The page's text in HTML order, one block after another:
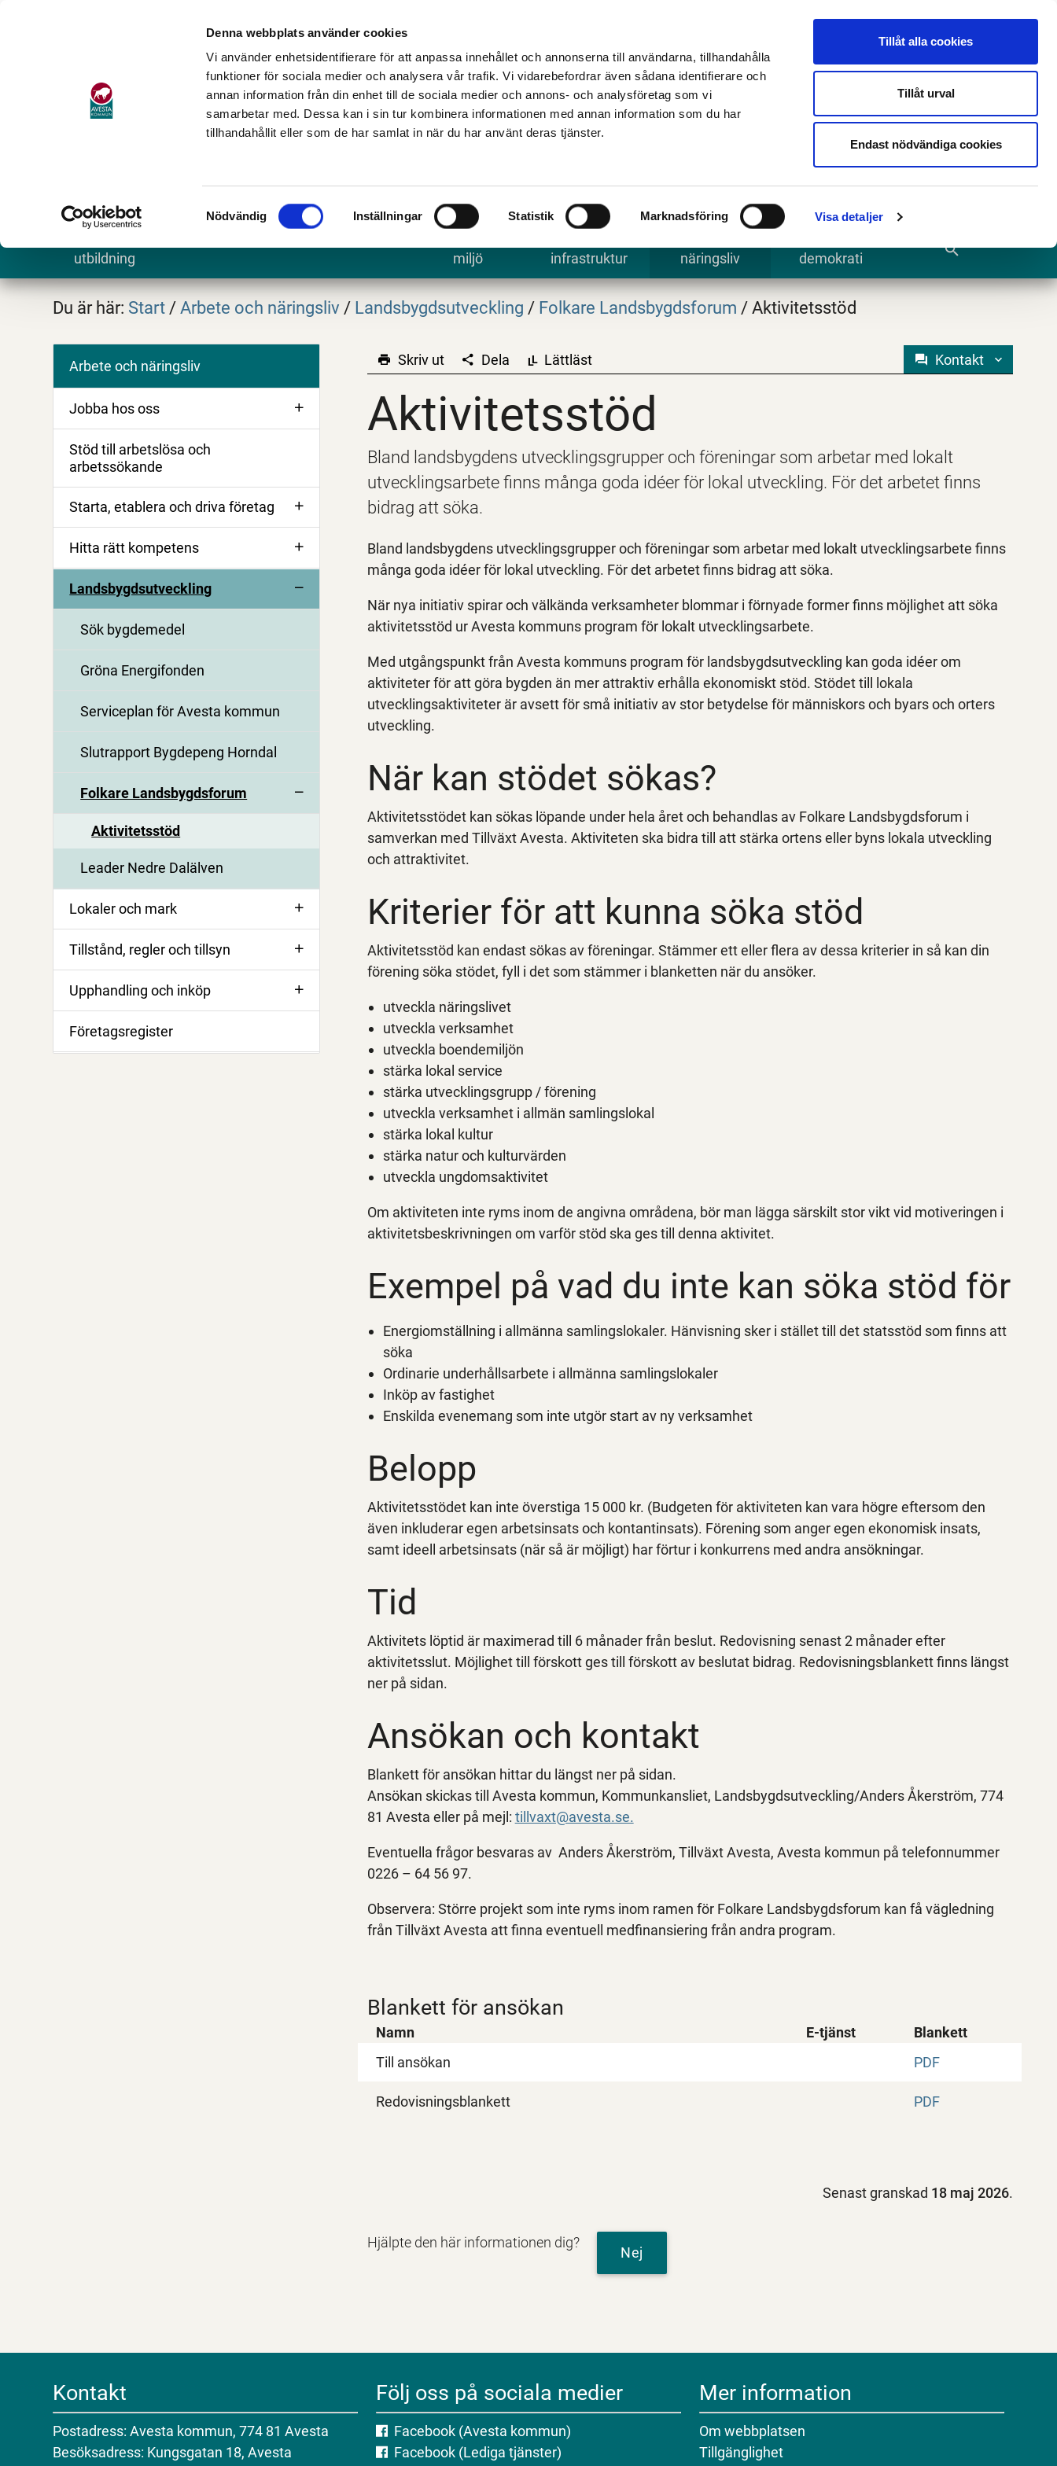
Denna webbplats använder cookies
Vi använder enhetsidentifierare för att anpassa innehållet och annonserna till användarna, tillhandahålla
funktioner för sociala medier och analysera vår trafik. Vi vidarebefordrar även sådana identifierare och
annan information från din enhet till de sociala medier och annons- och analysföretag som vi
samarbetar med. Dessa kan i sin tur kombinera informationen med annan information som du har
tillhandahållit eller som de har samlat in när du har använt deras tjänster.
Samtyckesval
Nödvändig Inställningar Statistik Marknadsföring Visa detaljer
Tillåt alla cookies
Tillåt urval
Endast nödvändiga cookies
E-tjänster och blanketter Translate
Sök
utbildning
miljö
infrastruktur
näringsliv
demokrati
search
Du är här: Start / Arbete och näringsliv / Landsbygdsutveckling / Folkare Landsbygdsforum / Aktivitetsstöd
Arbete och näringsliv
Jobba hos oss
Stöd till arbetslösa och
arbetssökande
Starta, etablera och driva företag
Hitta rätt kompetens
Landsbygdsutveckling
Sök bygdemedel
Gröna Energifonden
Serviceplan för Avesta kommun
Slutrapport Bygdepeng Horndal
Folkare Landsbygdsforum
Aktivitetsstöd
Leader Nedre Dalälven
Lokaler och mark
Tillstånd, regler och tillsyn
Upphandling och inköp
Företagsregister
Aktivitetsstöd
Skriv ut Dela Kontakt
L
L Lättläst
Aktivitetsstöd
Bland landsbygdens utvecklingsgrupper och föreningar som arbetar med lokalt
utvecklingsarbete finns många goda idéer för lokal utveckling. För det arbetet finns
bidrag att söka.
Bland landsbygdens utvecklingsgrupper och föreningar som arbetar med lokalt utvecklingsarbete finns
många goda idéer för lokal utveckling. För det arbetet finns bidrag att söka.
När nya initiativ spirar och välkända verksamheter blommar i förnyade former finns möjlighet att söka
aktivitetsstöd ur Avesta kommuns program för lokalt utvecklingsarbete.
Med utgångspunkt från Avesta kommuns program för landsbygdsutveckling kan goda idéer om
aktiviteter för att göra bygden än mer attraktiv erhålla ekonomiskt stöd. Stödet till lokala
utvecklingsaktiviteter är avsett för små initiativ av stor betydelse för människors och byars och orters
utveckling.
När kan stödet sökas?
Aktivitetsstödet kan sökas löpande under hela året och behandlas av Folkare Landsbygdsforum i
samverkan med Tillväxt Avesta. Aktiviteten ska bidra till att stärka ortens eller byns lokala utveckling
och attraktivitet.
Kriterier för att kunna söka stöd
Aktivitetsstöd kan endast sökas av föreningar. Stämmer ett eller flera av dessa kriterier in så kan din
förening söka stödet, fyll i det som stämmer i blanketten när du ansöker.
utveckla näringslivet
utveckla verksamhet
utveckla boendemiljön
stärka lokal service
stärka utvecklingsgrupp / förening
utveckla verksamhet i allmän samlingslokal
stärka lokal kultur
stärka natur och kulturvärden
utveckla ungdomsaktivitet
Om aktiviteten inte ryms inom de angivna områdena, bör man lägga särskilt stor vikt vid motiveringen i
aktivitetsbeskrivningen om varför stöd ska ges till denna aktivitet.
Exempel på vad du inte kan söka stöd för
Energiomställning i allmänna samlingslokaler. Hänvisning sker i stället till det statsstöd som finns att
söka
Ordinarie underhållsarbete i allmänna samlingslokaler
Inköp av fastighet
Enskilda evenemang som inte utgör start av ny verksamhet
Belopp
Aktivitetsstödet kan inte överstiga 15 000 kr. (Budgeten för aktiviteten kan vara högre eftersom den
även inkluderar egen arbetsinsats och kontantinsats). Förening som anger egen ekonomisk insats,
samt ideell arbetsinsats (när så är möjligt) har förtur i konkurrens med andra ansökningar.
Tid
Aktivitets löptid är maximerad till 6 månader från beslut. Redovisning senast 2 månader efter
aktivitetsslut. Möjlighet till förskott ges till förskott av beslutat bidrag. Redovisningsblankett finns längst
ner på sidan.
Ansökan och kontakt
Blankett för ansökan hittar du längst ner på sidan.
Ansökan skickas till Avesta kommun, Kommunkansliet, Landsbygdsutveckling/Anders Åkerström, 774
81 Avesta eller på mejl: tillvaxt@avesta.se.
Eventuella frågor besvaras av Anders Åkerström, Tillväxt Avesta, Avesta kommun på telefonnummer
0226 – 64 56 97.
Observera: Större projekt som inte ryms inom ramen för Folkare Landsbygdsforum kan få vägledning
från Tillväxt Avesta att finna eventuell medfinansiering från andra program.
Blankett för ansökan
Namn E-tjänst
Blankett
Till ansökan
PDF
Redovisningsblankett PDF
Senast granskad 18 maj 2026.
Hjälpte den här informationen dig?
Nej
Kontakt
Postadress: Avesta kommun, 774 81 Avesta
Besöksadress: Kungsgatan 18, Avesta
Följ oss på sociala medier
Facebook (Avesta kommun)
Facebook (Lediga tjänster)
Mer information
Om webbplatsen
Tillgänglighet